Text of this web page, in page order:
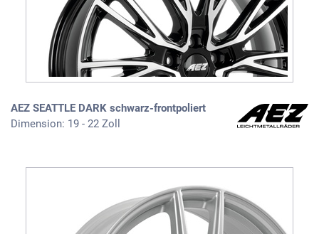
AEZ SEATTLE DARK schwarz-frontpoliert
Dimension: 19 - 22 Zoll